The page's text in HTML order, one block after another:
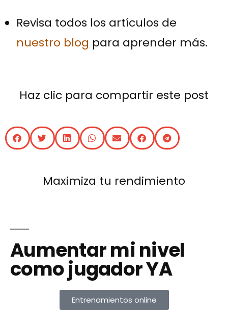
Revisa todos los artículos de
nuestro blog para aprender más.
Haz clic para compartir este post
Maximiza tu rendimiento
Aumentar mi nivel
como jugador YA
Entrenamientos online